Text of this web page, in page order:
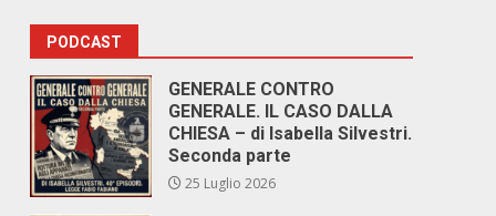
PODCAST
GENERALE CONTRO
GENERALE. IL CASO DALLA
CHIESA – di Isabella Silvestri.
Seconda parte
25 Luglio 2026